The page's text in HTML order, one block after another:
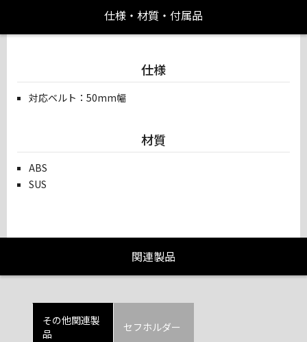
仕様・材質・付属品
仕様
対応ベルト：50mm幅
材質
ABS
SUS
関連製品
その他関連製
品
セフホルダー